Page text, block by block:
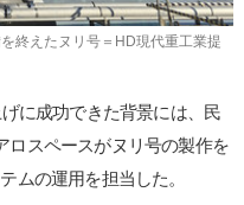
終えたヌリ号＝HD現代重工業提
に成功できた背景には、民
ロスペースがヌリ号の製作を
ムの運用を担当した。